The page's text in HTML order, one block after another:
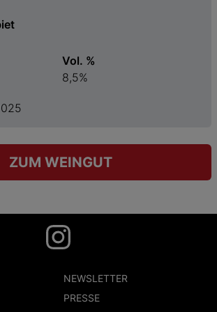
Vol. %
8,5%
ZUM WEINGUT
NEWSLETTER
PRESSE